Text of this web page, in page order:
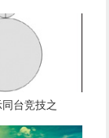
怎么办？
台竞技之